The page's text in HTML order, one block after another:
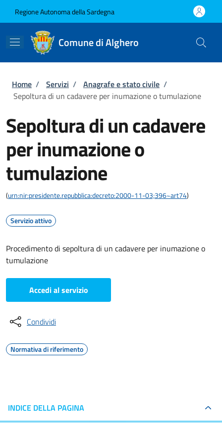
Regione Autonoma della Sardegna
Comune di Alghero
Briciole di pane
Home / Servizi / Anagrafe e stato civile /
Sepoltura di un cadavere per inumazione o tumulazione
Sepoltura di un cadavere
per inumazione o
tumulazione
(urn:nir:presidente.repubblica:decreto:2000-11-03;396~art74)
Servizio attivo
Procedimento di sepoltura di un cadavere per inumazione o
tumulazione
Accedi al servizio
Condividi
Normativa di riferimento
INDICE DELLA PAGINA